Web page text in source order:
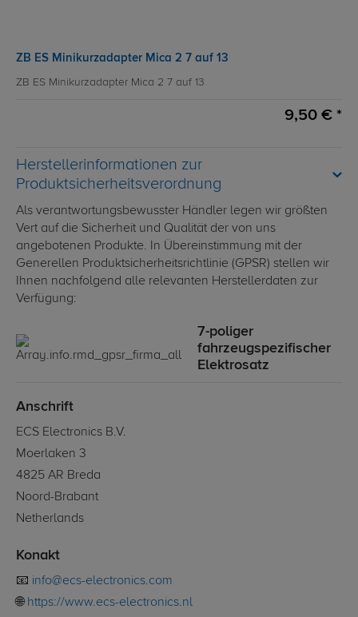
ZB ES Minikurzadapter Mica 2 7 auf 13
ZB ES Minikurzadapter Mica 2 7 auf 13
9,50 € *
Herstellerinformationen zur
Produktsicherheitsverordnung
Als verantwortungsbewusster Händler legen wir größten
Vert auf die Sicherheit und Qualität der von uns
angebotenen Produkte. In Übereinstimmung mit der
Generellen Produktsicherheitsrichtlinie (GPSR) stellen wir
Ihnen nachfolgend alle relevanten Herstellerdaten zur
Verfügung:
7-poliger
fahrzeugspezifischer
Elektrosatz
Anschrift
ECS Electronics B.V.
Moerlaken 3
4825 AR Breda
Noord-Brabant
Netherlands
Konakt
📧 info@ecs-electronics.com
🌐 https://www.ecs-electronics.nl